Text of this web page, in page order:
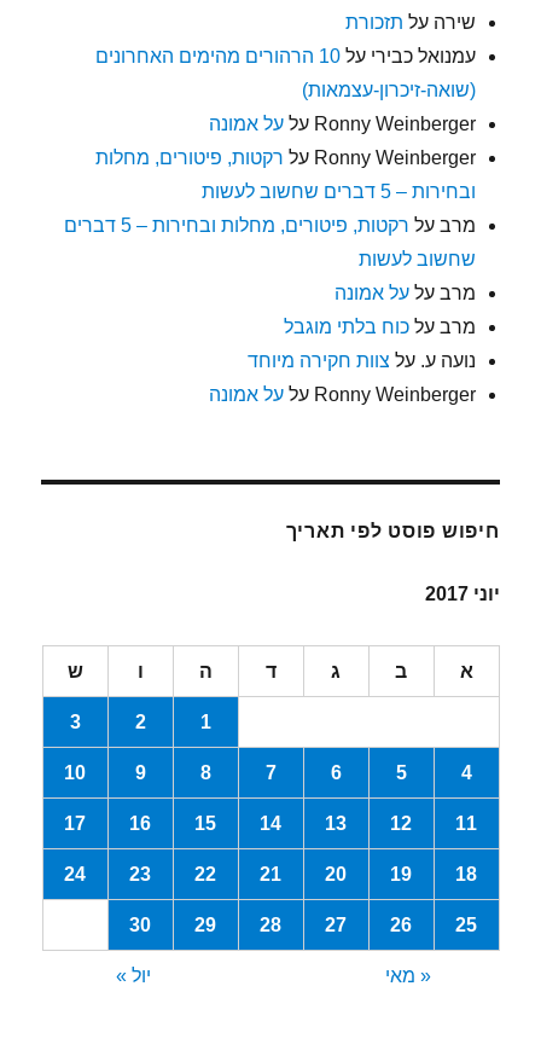
שירה על תזכורת
עמנואל כבירי על
10 הרהורים מהימים האחרונים
(שואה-זיכרון-עצמאות)
Ronny Weinberger עלעל אמונה
Ronny Weinberger על רקטות, פיטורים, מחלות
ובחירות – 5 דברים שחשוב לעשות
מרב על
רקטות, פיטורים, מחלות ובחירות – 5 דברים
שחשוב לעשות
מרב עלעל אמונה
מרב עלכוח בלתי מוגבל
נועה ע. על צוות חקירה מיוחד
Ronny Weinberger עלעל אמונה
חיפוש פוסט לפי תאריך
יוני 2017
א ב ג ד ה ו ש
1
2
3
4
5
6
7
8
9
10
11
12
13
14
15
16
17
18
19
20
21
22
23
24
25
26
27
28
29
30
« מאי יול »